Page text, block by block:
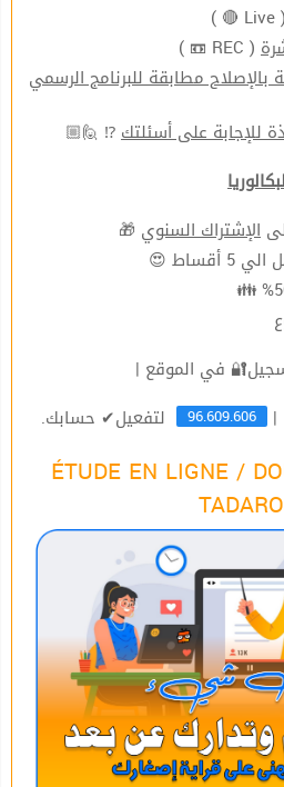
( Live 🔴 )
( REC 📼 )
بالإصلاح مطابقة للبرنامج الرسمي
للإجابة على أسئلتك⁉ 🙋🏼
الإشتراك السنوي 🎁
5 أقساط 😍
|
96.609.606 لتفعيل✔ حسابك.
ÉTUDE EN LIGNE /